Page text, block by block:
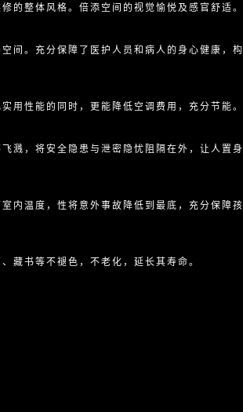
的整体风格。倍添空间的视觉愉悦及感官舒适。
间。充分保障了医护人员和病人的身心健康，构
用性能的同时，更能降低空调费用，充分节能。
溅，将安全隐患与泄密隐忧阻隔在外，让人置身
内温度，性将意外事故降低到最底，充分保障孩
藏书等不褪色，不老化，延长其寿命。